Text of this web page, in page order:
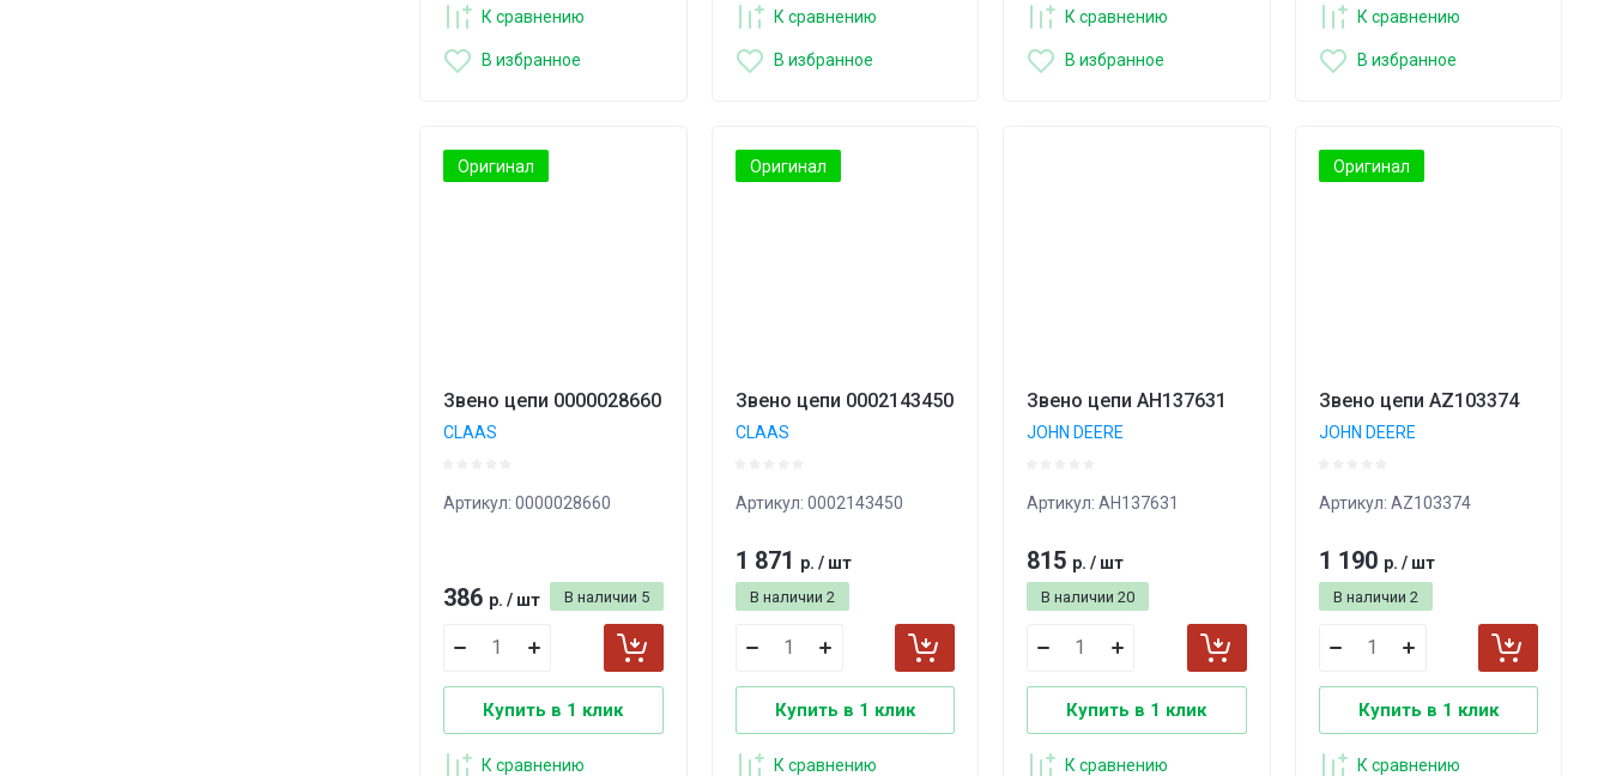
К сравнению
В избранное
К сравнению
В избранное
К сравнению
В избранное
К сравнению
В избранное
Оригинал
Звено цепи 0000028660
CLAAS
Артикул: 0000028660
В наличии 5
386 р. / шт
Купить в 1 клик
К сравнению
Оригинал
Звено цепи 0002143450
CLAAS
Артикул: 0002143450
В наличии 2
1 871 р. /шт
Купить в 1 клик
К сравнению
Звено цепи AH137631
JOHN DEERE
Артикул: AH137631
В наличии 20
815 р. / шт
Купить в 1 клик
К сравнению
Оригинал
Звено цепи AZ103374
JOHN DEERE
Артикул: AZ103374
В наличии 2
1 190 р. /шт
Купить в 1 клик
К сравнению